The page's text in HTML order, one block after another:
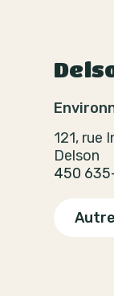
121, rue
Delson
450